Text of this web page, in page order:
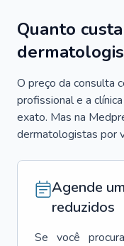
Quanto
O preço da consulta
profissional e a
exato. Mas na
dermatologistas por
Agende
reduzidos
Se você